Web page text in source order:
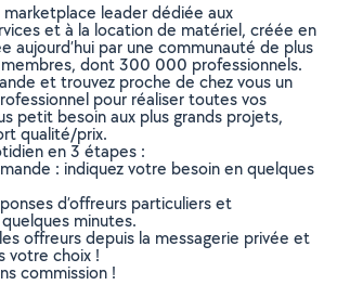
marketplace leader dédiée aux
et à la location de matériel, créée en
aujourd’hui par une communauté de plus
dont 300 000 professionnels.
et trouvez proche de chez vous un
pour réaliser toutes vos
petit besoin aux plus grands projets,
qualité/prix.
en 3 étapes :
: indiquez votre besoin en quelques
d’offreurs particuliers et
minutes.
offreurs depuis la messagerie privée et
votre choix !
commission !